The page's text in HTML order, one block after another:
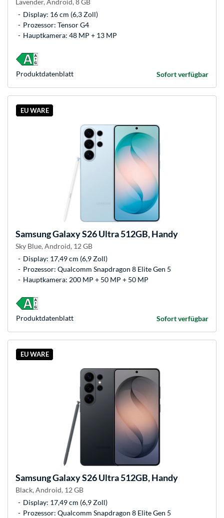
Lavender, Android, 8 GB
Display: 16 cm (6,3 Zoll)
Prozessor: Tensor G4
Hauptkamera: 48 MP + 13 MP
Sofort verfügbar
Produkt­datenblatt
EU WARE
SamsungGalaxy S26 Ultra 512GB, Handy
Sky Blue, Android, 12 GB
Display: 17,49 cm (6,9 Zoll)
Prozessor: Qualcomm Snapdragon 8 Elite Gen 5
Hauptkamera: 200 MP + 50 MP + 50 MP
Sofort verfügbar
Produkt­datenblatt
EU WARE
SamsungGalaxy S26 Ultra 512GB, Handy
Black, Android, 12 GB
Display: 17,49 cm (6,9 Zoll)
Prozessor: Qualcomm Snapdragon 8 Elite Gen 5